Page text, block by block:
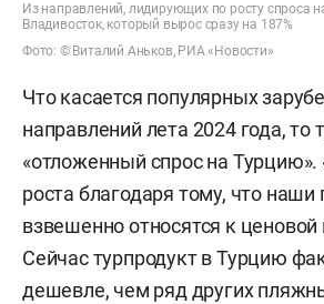
Из направлений, лидирующих по росту спроса
Владивосток, который вырос сразу на 187%
Фото: © Виталий Аньков, РИА «Новости»
Что касается популярных
направлений лета 2024 года, то
«отложенный спрос на Турцию».
роста благодаря тому, что наши
взвешенно относятся к ценовой
Сейчас турпродукт в Турцию
дешевле, чем ряд других